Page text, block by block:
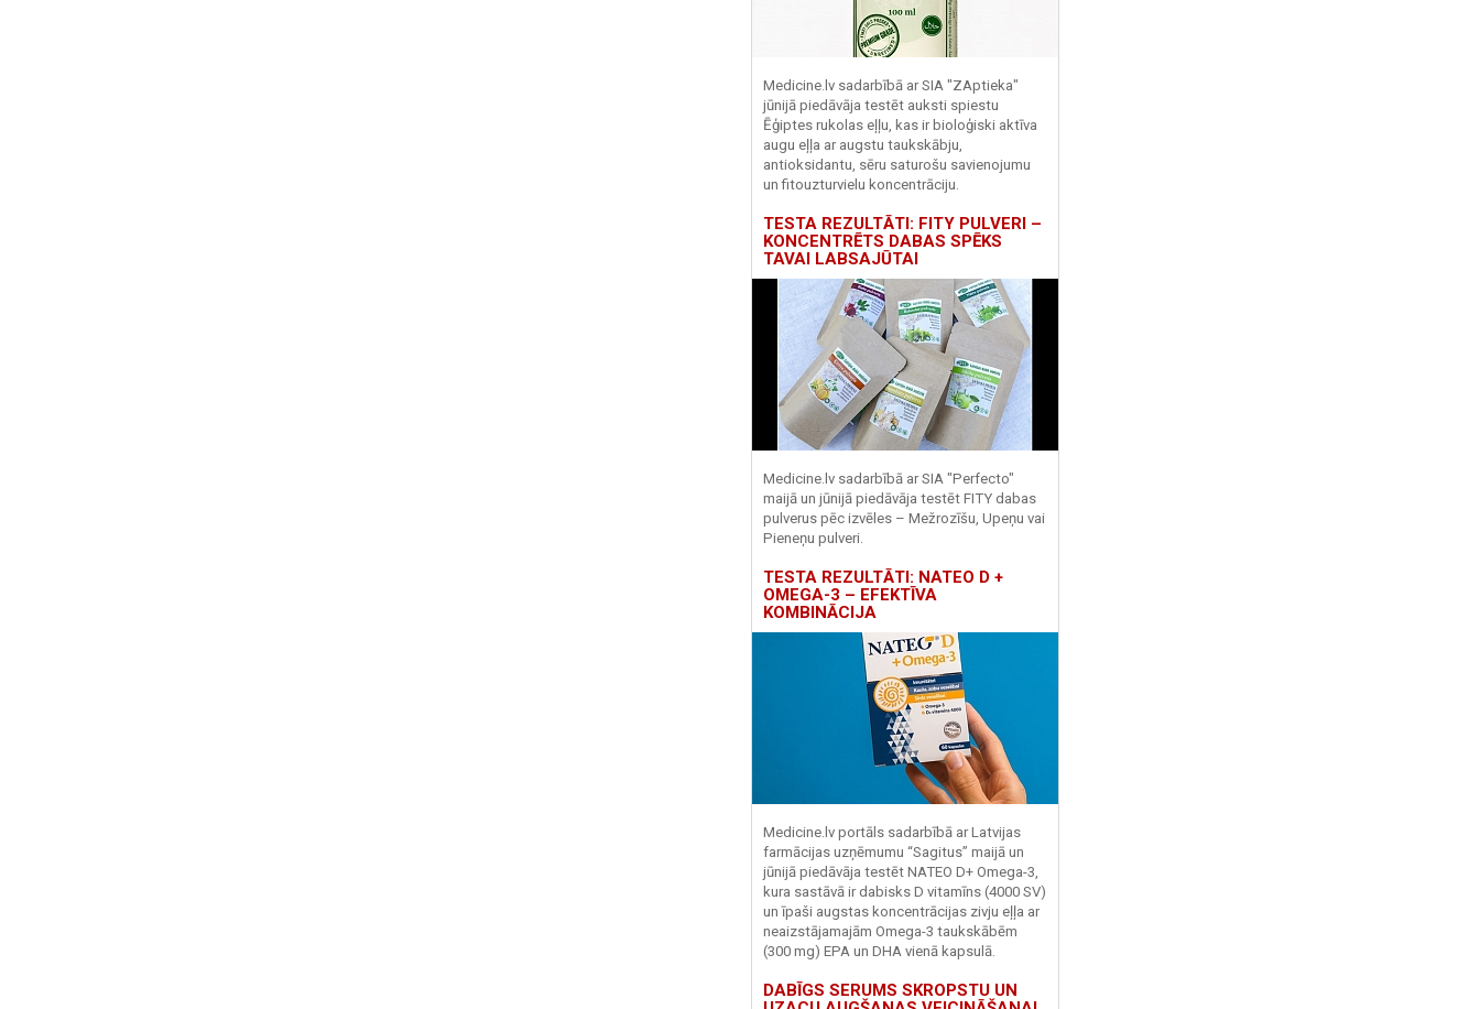
Medicine.lv sadarbībā ar SIA "ZAptieka"
jūnijā piedāvāja testēt auksti spiestu
Ēģiptes rukolas eļļu, kas ir bioloģiski aktīva
augu eļļa ar augstu taukskābju,
antioksidantu, sēru saturošu savienojumu
un fitouzturvielu koncentrāciju.
TESTA REZULTĀTI: FITY PULVERI –
KONCENTRĒTS DABAS SPĒKS
TAVAI LABSAJŪTAI
Medicine.lv sadarbībā ar SIA "Perfecto"
maijā un jūnijā piedāvāja testēt FITY dabas
pulverus pēc izvēles – Mežrozīšu, Upeņu vai
Pieneņu pulveri.
TESTA REZULTĀTI: NATEO D +
OMEGA-3 – EFEKTĪVA
KOMBINĀCIJA
Medicine.lv portāls sadarbībā ar Latvijas
farmācijas uzņēmumu “Sagitus” maijā un
jūnijā piedāvāja testēt NATEO D+ Omega-3,
kura sastāvā ir dabisks D vitamīns (4000 SV)
un īpaši augstas koncentrācijas zivju eļļa ar
neaizstājamajām Omega-3 taukskābēm
(300 mg) EPA un DHA vienā kapsulā.
DABĪGS SERUMS SKROPSTU UN